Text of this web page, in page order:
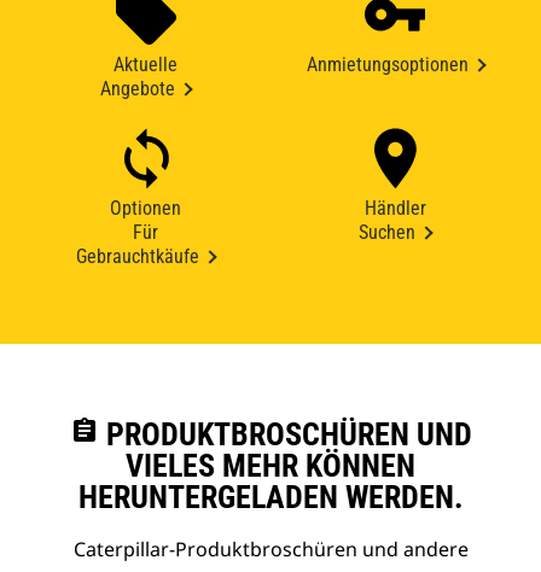
Aktuelle
Angebote
Anmietungsoptionen
Optionen
Für
Gebrauchtkäufe
Händler
Suchen
assignment PRODUKTBROSCHÜREN UND
VIELES MEHR KÖNNEN
HERUNTERGELADEN WERDEN.
Caterpillar-Produktbroschüren und andere